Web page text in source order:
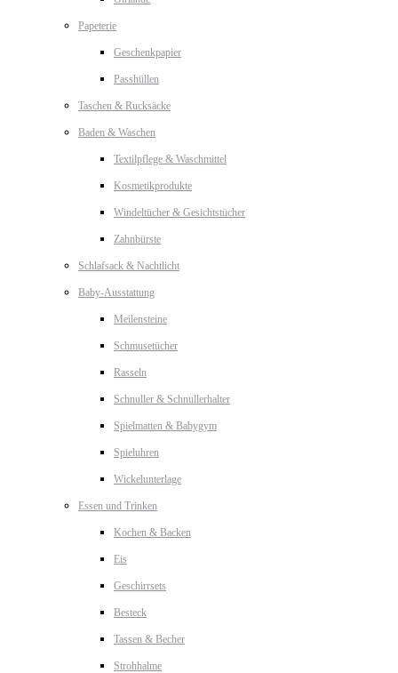
Papeterie
Geschenkpapier
Passhüllen
Taschen & Rucksäcke
Baden & Waschen
Textilpflege & Waschmittel
Kosmetikprodukte
Windeltücher & Gesichtstücher
Zahnbürste
Schlafsack & Nachtlicht
Baby-Ausstattung
Meilensteine
Schmusetücher
Rasseln
Schnuller & Schnullerhalter
Spielmatten & Babygym
Spieluhren
Wickelunterlage
Essen und Trinken
Kochen & Backen
Eis
Geschirrsets
Besteck
Tassen & Becher
Strohhalme